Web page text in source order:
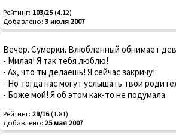
Рейтинг: 103/25(4.12)
Добавлено: 3 июля 2007
Вечер. Сумерки. Влюбленный обнимает
- Милая! Я так тебя люблю!
- Ах, что ты делаешь! Я сейчас закричу!
- Но тогда нас могут услышать твои
- Боже мой! Я об этом как-то не подумала.
Рейтинг: 29/16(1.81)
Добавлено: 25 мая 2007